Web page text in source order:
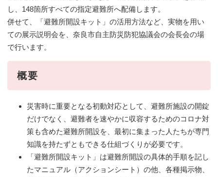
し、148箇所すべての指定避難所へ配備します。
併せて、「避難所開設キット」の活用方法など、実物を用い
ての展示説明会を、奈良市自主防災防犯協議会の会長会の場
で行います。
概要
災害時に重要となる初動対応として、避難所施設の開錠
だけでなく、避難者を速やかに収容するためのコロナ対
策も含めた避難所開設を、最初に集まった人たちが専門
知識を持たずともできる仕組づくりが必要です。
「避難所開設キット」は避難所開設の具体的手順を記し
たマニュアル（アクションシート）の他、各種掲示物、